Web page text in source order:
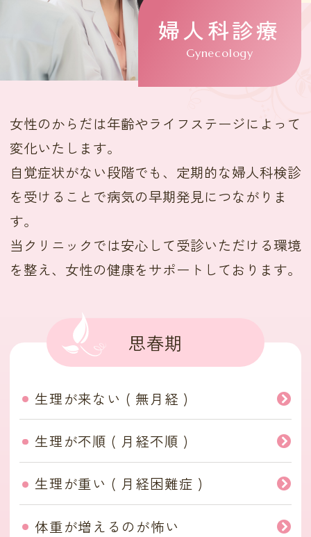
婦人科診療
女性のからだは年齢やライフステージによって
変化いたします。
自覚症状がない段階でも、定期的な婦人科検診
を受けることで病気の早期発見につながりま
す。
当クリニックでは安心して受診いただける環境
を整え、女性の健康をサポートしております。
思春期
生理が来ない ( 無月経 )
生理が不順 ( 月経不順 )
生理が重い ( 月経困難症 )
体重が増えるのが怖い